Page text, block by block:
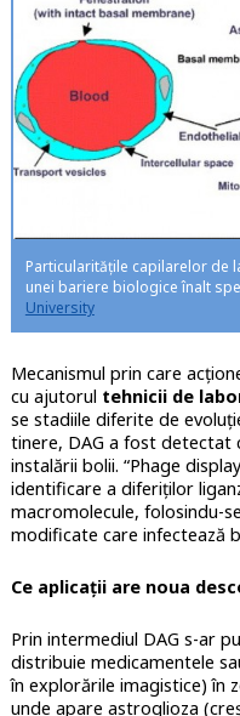
Particularitățile capilarelor de
unei bariere biologice înalt
University
Mecanismul prin care
cu ajutorul tehnicii de
se stadiile diferite de
tinere, DAG a fost detectat
instalării bolii. “Phage
identificare a diferiților
macromolecule, folosindu-
modificate care infectează
Ce aplicații are noua
Prin intermediul DAG s-ar
distribuie medicamentele
în explorările imagistice) în
unde apare astroglioza